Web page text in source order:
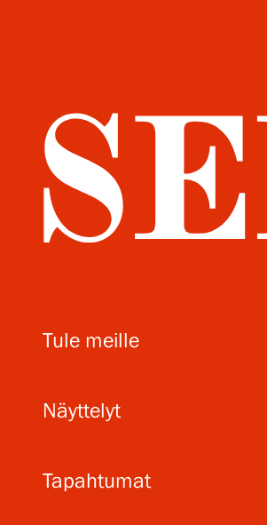
Tule meille
Näyttelyt
Tapahtumat